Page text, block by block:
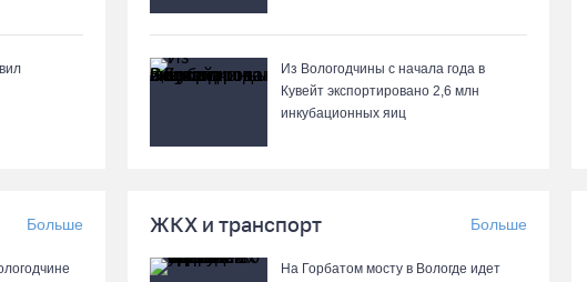
Из Вологодчины с начала года в
Кувейт экспортировано 2,6 млн
инкубационных яиц
Больше ЖКХ и транспорт Больше
На Горбатом мосту в Вологде идет